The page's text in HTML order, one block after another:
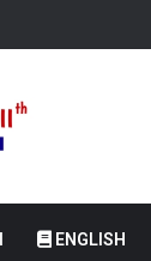
ENGLISH